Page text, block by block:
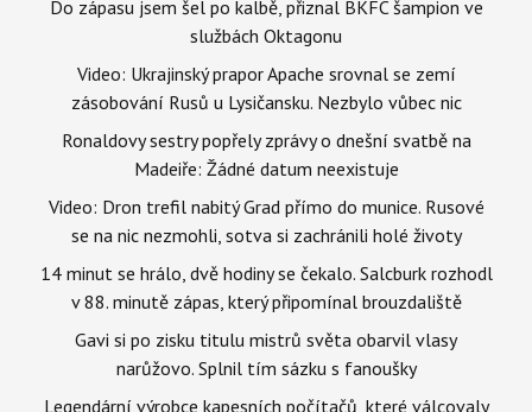
Do zápasu jsem šel po kalbě, přiznal BKFC šampion ve
službách Oktagonu
Video: Ukrajinský prapor Apache srovnal se zemí
zásobování Rusů u Lysičansku. Nezbylo vůbec nic
Ronaldovy sestry popřely zprávy o dnešní svatbě na
Madeiře: Žádné datum neexistuje
Video: Dron trefil nabitý Grad přímo do munice. Rusové
se na nic nezmohli, sotva si zachránili holé životy
14 minut se hrálo, dvě hodiny se čekalo. Salcburk rozhodl
v 88. minutě zápas, který připomínal brouzdaliště
Gavi si po zisku titulu mistrů světa obarvil vlasy
narůžovo. Splnil tím sázku s fanoušky
Legendární výrobce kapesních počítačů, které válcovaly